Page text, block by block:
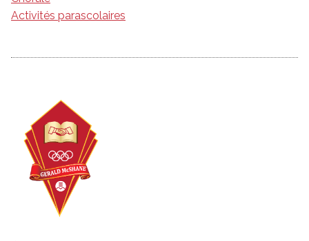
Activités parascolaires